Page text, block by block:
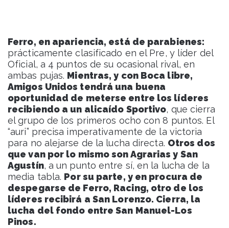
Ferro, en apariencia, está de parabienes:
prácticamente clasificado en el Pre, y líder del
Oficial, a 4 puntos de su ocasional rival, en
ambas pujas. Mientras, y con Boca libre,
Amigos Unidos tendrá una buena
oportunidad de meterse entre los líderes
recibiendo a un alicaído Sportivo, que cierra
el grupo de los primeros ocho con 8 puntos. El
“auri” precisa imperativamente de la victoria
para no alejarse de la lucha directa. Otros dos
que van por lo mismo son Agrarias y San
Agustín, a un punto entre sí, en la lucha de la
media tabla. Por su parte, y en procura de
despegarse de Ferro, Racing, otro de los
líderes recibirá a San Lorenzo. Cierra, la
lucha del fondo entre San Manuel-Los
Pinos.